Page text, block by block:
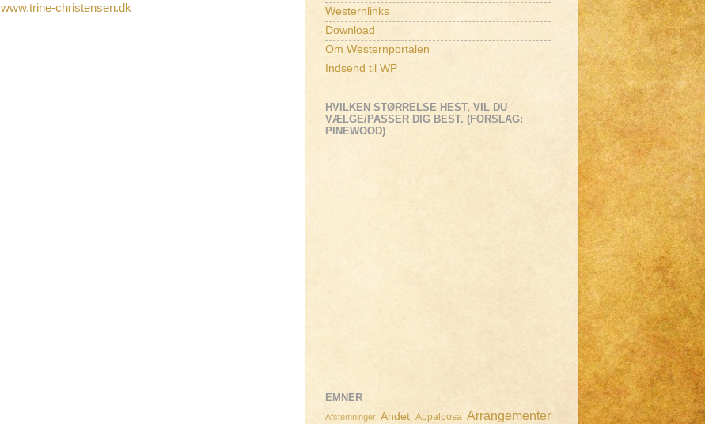
www.trine-christensen.dk
Westernlinks
Download
Om Westernportalen
Indsend til WP
HVILKEN STØRRELSE HEST, VIL DU
VÆLGE/PASSER DIG BEST. (FORSLAG:
PINEWOOD)
EMNER
Afstemninger Andet Appaloosa Arrangementer